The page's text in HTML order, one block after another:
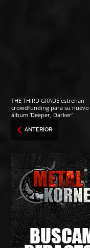
THE THIRD GRADE estrenan
crowdfunding para su nuevo
álbum ‘Deeper, Darker’
ANTERIOR